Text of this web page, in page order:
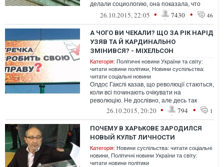
делали социологию, она показала, что
Кернес имеет устойчивые 55%. Я
26.10.2015, 22:05 • 7430 • 46
А ЧОГО ВИ ЧЕКАЛИ? ЩО ЗА РІК НАРІД
УЗЯВ ТА Й КАРДИНАЛЬНО
ЗМІНИВСЯ? - МІХЕЛЬСОН
Категорія: Політичні новини України та світу:
читати новини політики Новини суспільства:
читати соціальні новини
Олдос Гакслі казав, що революції стаються,
коли всі починають очікувати на
революцію. Не дослівно, але десь так
26.10.2015, 20:20 • 794 • 1
ПОЧЕМУ В ХАРЬКОВЕ ЗАРОДИЛСЯ
НОВЫЙ КУЛЬТ ЛИЧНОСТИ
Категорія: Новини суспільства: читати соціальні
новини Політичні новини України та світу:
читати новини політики